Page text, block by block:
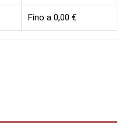
Fino a 0,00 €